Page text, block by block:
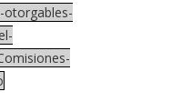
otorgables-